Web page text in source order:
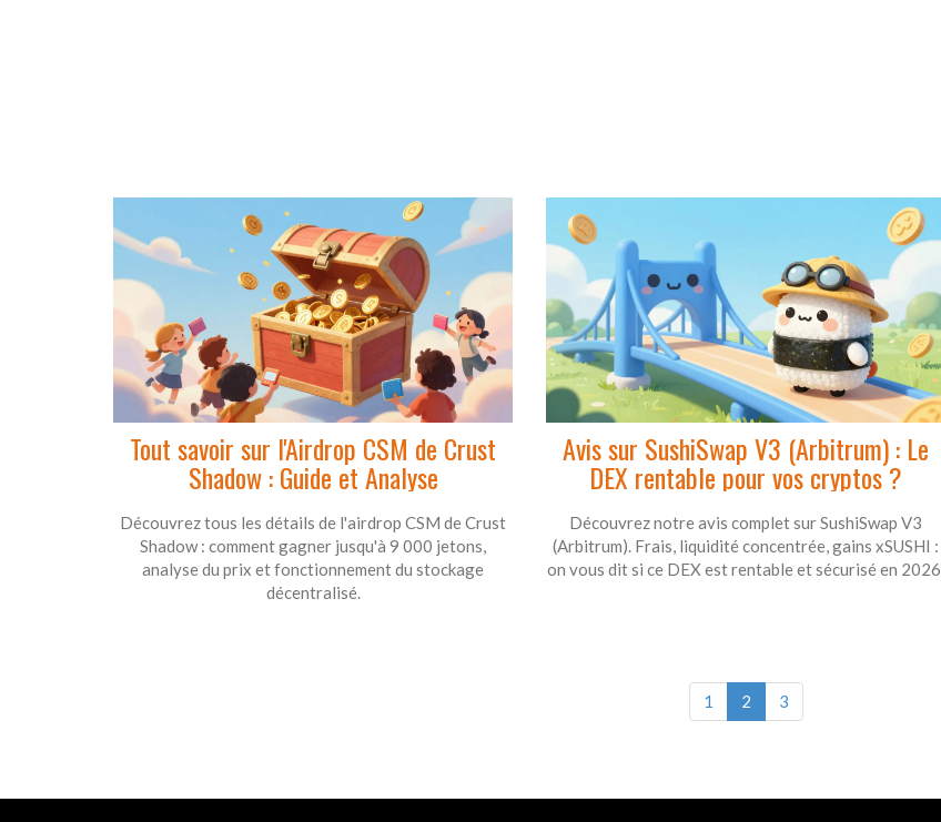
Tout savoir sur l'Airdrop CSM de Crust
Shadow : Guide et Analyse
Découvrez tous les détails de l'airdrop CSM de Crust
Shadow : comment gagner jusqu'à 9 000 jetons,
analyse du prix et fonctionnement du stockage
décentralisé.
Avis sur SushiSwap V3 (Arbitrum) : Le
DEX rentable pour vos cryptos ?
Découvrez notre avis complet sur SushiSwap V3
(Arbitrum). Frais, liquidité concentrée, gains xSUSHI :
on vous dit si ce DEX est rentable et sécurisé en 2026.
1 2 3